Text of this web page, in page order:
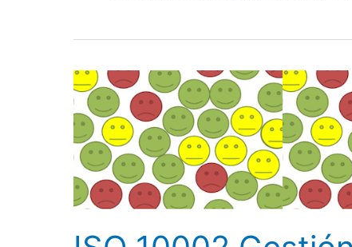
ISO
10002
Gestión
de
reclamaciones
y
quejas